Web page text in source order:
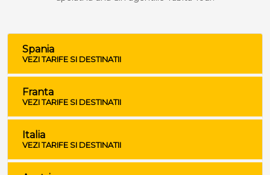
Spania
VEZI TARIFE SI DESTINATII
Franta
VEZI TARIFE SI DESTINATII
Italia
VEZI TARIFE SI DESTINATII